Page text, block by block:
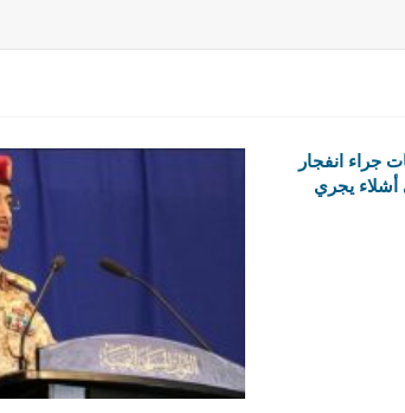
السورية: 7 إصابات جراء انفجار
يجري